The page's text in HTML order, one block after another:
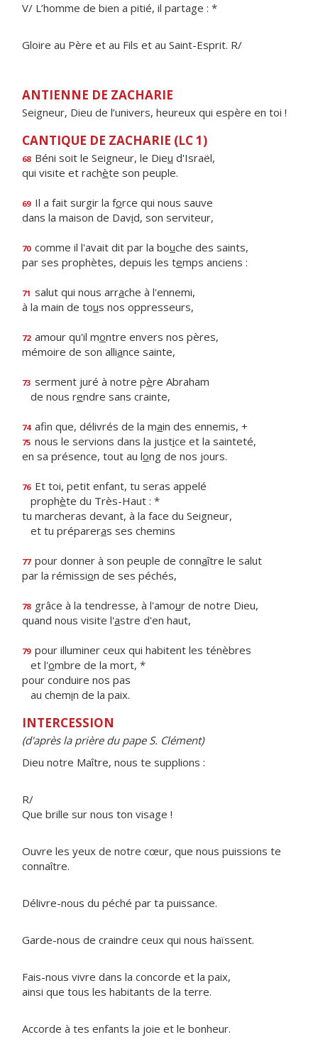
V/ L’homme de bien a pitié, il partage : *
Gloire au Père et au Fils et au Saint-Esprit. R/
ANTIENNE DE ZACHARIE
Seigneur, Dieu de l’univers, heureux qui espère en toi !
CANTIQUE DE ZACHARIE (LC 1)
68 Béni soit le Seigneur, le Dieu d'Israël,
qui visite et rachète son peuple.
69 Il a fait surgir la force qui nous sauve
dans la maison de David, son serviteur,
70 comme il l'avait dit par la bouche des saints,
par ses prophètes, depuis les temps anciens :
71 salut qui nous arrache à l'ennemi,
à la main de tous nos oppresseurs,
72 amour qu'il montre envers nos pères,
mémoire de son alliance sainte,
73 serment juré à notre père Abraham
de nous rendre sans crainte,
74 afin que, délivrés de la main des ennemis, +
75 nous le servions dans la justice et la sainteté,
en sa présence, tout au long de nos jours.
76 Et toi, petit enfant, tu seras appelé
prophète du Très-Haut : *
tu marcheras devant, à la face du Seigneur,
et tu prépareras ses chemins
77 pour donner à son peuple de connaître le salut
par la rémission de ses péchés,
78 grâce à la tendresse, à l'amour de notre Dieu,
quand nous visite l'astre d'en haut,
79 pour illuminer ceux qui habitent les ténèbres
et l'ombre de la mort, *
pour conduire nos pas
au chemin de la paix.
INTERCESSION
(d'après la prière du pape S. Clément)
Dieu notre Maître, nous te supplions :
R/
Que brille sur nous ton visage !
Ouvre les yeux de notre cœur, que nous puissions te
connaître.
Délivre-nous du péché par ta puissance.
Garde-nous de craindre ceux qui nous haïssent.
Fais-nous vivre dans la concorde et la paix,
ainsi que tous les habitants de la terre.
Accorde à tes enfants la joie et le bonheur.